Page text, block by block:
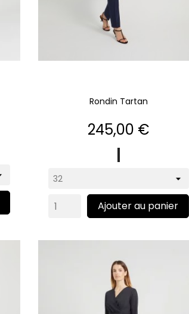
Rondin Tartan
Prix
245,00 €
Ajouter au panier